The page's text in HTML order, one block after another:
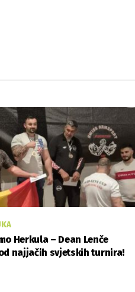
Herkula – Dean Lenče
najjačih svjetskih turnira!